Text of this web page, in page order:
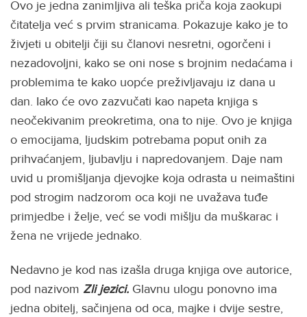
Ovo je jedna zanimljiva ali teška priča koja zaokupi
čitatelja već s prvim stranicama. Pokazuje kako je to
živjeti u obitelji čiji su članovi nesretni, ogorčeni i
nezadovoljni, kako se oni nose s brojnim nedaćama i
problemima te kako uopće preživljavaju iz dana u
dan. Iako će ovo zazvučati kao napeta knjiga s
neočekivanim preokretima, ona to nije. Ovo je knjiga
o emocijama, ljudskim potrebama poput onih za
prihvaćanjem, ljubavlju i napredovanjem. Daje nam
uvid u promišljanja djevojke koja odrasta u neimaštini
pod strogim nadzorom oca koji ne uvažava tuđe
primjedbe i želje, već se vodi mišlju da muškarac i
žena ne vrijede jednako.
Nedavno je kod nas izašla druga knjiga ove autorice,
pod nazivom Zli jezici. Glavnu ulogu ponovno ima
jedna obitelj, sačinjena od oca, majke i dvije sestre,